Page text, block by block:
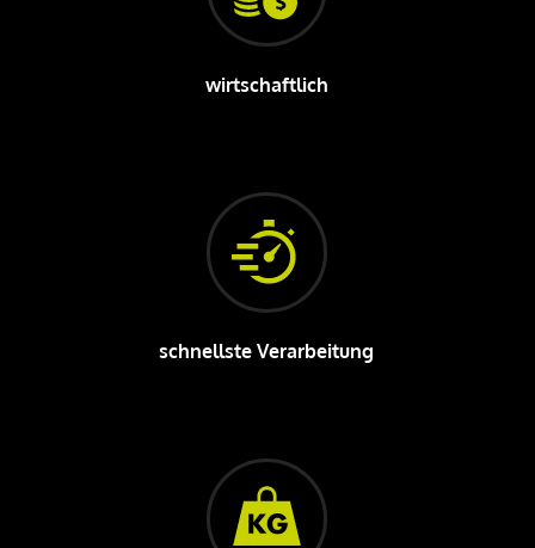
wirtschaftlich
schnellste Verarbeitung